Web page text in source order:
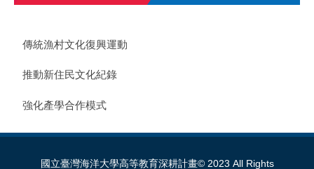
傳統漁村文化復興運動
推動新住民文化紀錄
強化產學合作模式
國立臺灣海洋大學高等教育深耕計畫© 2023 All Rights